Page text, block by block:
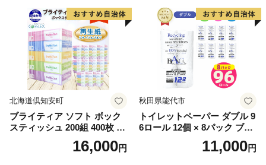
北海道倶知安町
ブライティア ソフト ボック
スティッシュ 200組 400枚 60
箱 日本製 まとめ買い ティッ
シュ リサイクル 長持 防災 常
16,000円
秋田県能代市
トイレットペーパー ダブル 9
6ロール 12個 × 8パック ブラ
ンカ 再生紙 100％ 芯あり 日
用品 消耗品 無香料 生活用品
11,000円